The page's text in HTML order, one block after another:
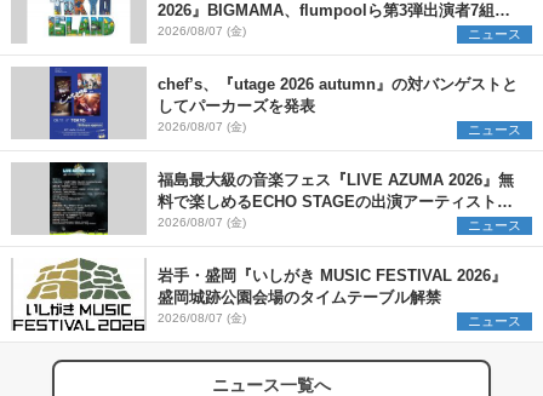
2026』BIGMAMA、flumpoolら第3弾出演者7組を
発表 ワークショップ・アート出展者を募集
2026/08/07 (金) ニュース
chef’s、『utage 2026 autumn』の対バンゲストと
してパーカーズを発表
2026/08/07 (金) ニュース
福島最大級の音楽フェス『LIVE AZUMA 2026』無
料で楽しめるECHO STAGEの出演アーティストを
発表
2026/08/07 (金) ニュース
岩手・盛岡『いしがき MUSIC FESTIVAL 2026』
盛岡城跡公園会場のタイムテーブル解禁
2026/08/07 (金) ニュース
ニュース一覧へ